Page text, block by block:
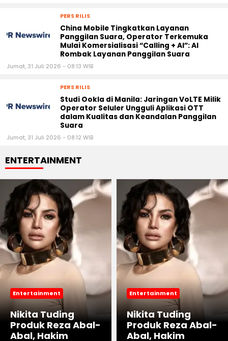
PERS RILIS
China Mobile Tingkatkan Layanan
Panggilan Suara, Operator Terkemuka
Mulai Komersialisasi “Calling + AI”: AI
Rombak Layanan Panggilan Suara
Jumat, 31 Juli 2026 - 08:13 WIB
PERS RILIS
Studi Ookla di Manila: Jaringan VoLTE Milik
Operator Seluler Ungguli Aplikasi OTT
dalam Kualitas dan Keandalan Panggilan
Suara
Jumat, 31 Juli 2026 - 08:12 WIB
ENTERTAINMENT
Entertainment
Nikita Tuding
Produk Reza Abal-
Abal, Hakim
Entertainment
Nikita Tuding
Produk Reza Abal-
Abal, Hakim